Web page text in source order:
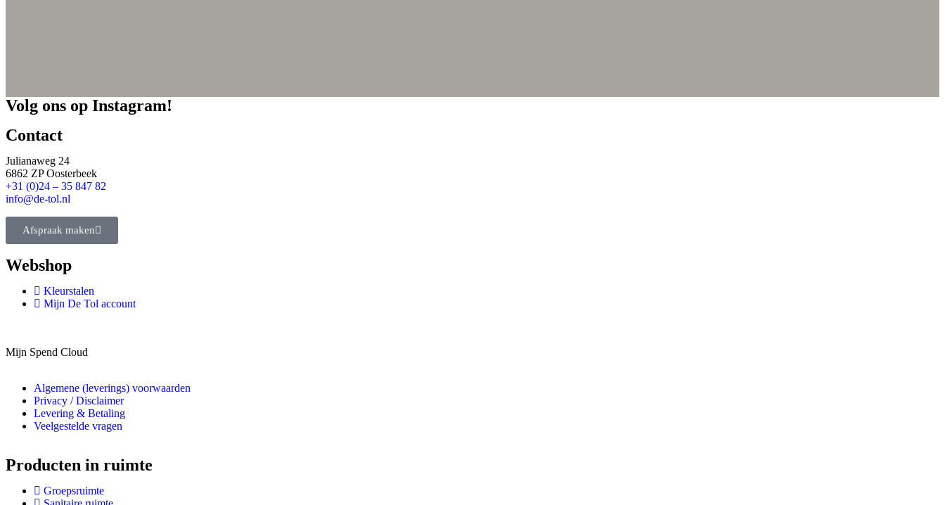
Volg ons op Instagram!
Contact
Julianaweg 24
6862 ZP Oosterbeek
+31 (0)24 – 35 847 82
info@de-tol.nl
Afspraak maken
Webshop
Kleurstalen
Mijn De Tol account
Mijn Spend Cloud
Algemene (leverings) voorwaarden
Privacy / Disclaimer
Levering & Betaling
Veelgestelde vragen
Producten in ruimte
Groepsruimte